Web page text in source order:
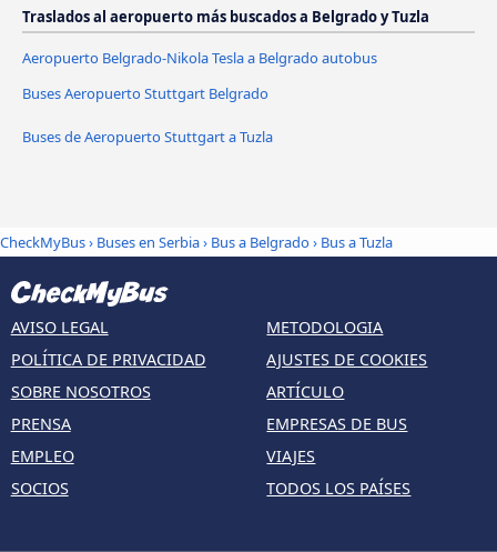
Traslados al aeropuerto más buscados a Belgrado y Tuzla
Aeropuerto Belgrado-Nikola Tesla a Belgrado autobus
Buses Aeropuerto Stuttgart Belgrado
Buses de Aeropuerto Stuttgart a Tuzla
CheckMyBus› Buses en Serbia› Bus a Belgrado› Bus a Tuzla
AVISO LEGAL
POLÍTICA DE PRIVACIDAD
SOBRE NOSOTROS
PRENSA
EMPLEO
SOCIOS
METODOLOGIA
AJUSTES DE COOKIES
ARTÍCULO
EMPRESAS DE BUS
VIAJES
TODOS LOS PAÍSES